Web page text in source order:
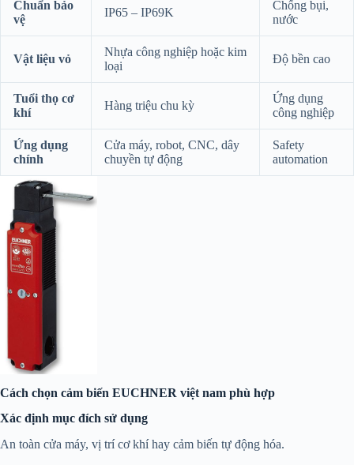
Chuẩn bảo
vệ
IP65 – IP69K
Chống bụi,
nước
Vật liệu vỏ
Nhựa công nghiệp hoặc kim
loại
Độ bền cao
Tuổi thọ cơ
khí
Hàng triệu chu kỳ
Ứng dụng
công nghiệp
Ứng dụng
chính
Cửa máy, robot, CNC, dây
chuyền tự động
Safety
automation
Cách chọn cảm biến EUCHNER việt nam phù hợp
Xác định mục đích sử dụng
An toàn cửa máy, vị trí cơ khí hay cảm biến tự động hóa.